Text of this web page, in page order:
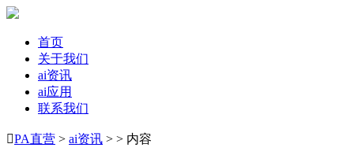
首页
关于我们
ai资讯
ai应用
联系我们
PA直营 > ai资讯 > > 内容